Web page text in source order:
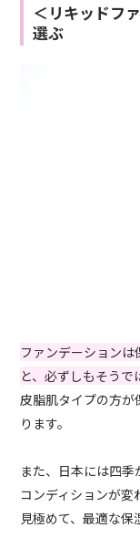
＜リキッドフ
選ぶ
ファンデーション
と、必ずしもそうで
皮脂肌タイプの方が
ります。
また、日本には四
コンディションが
見極めて、最適な保